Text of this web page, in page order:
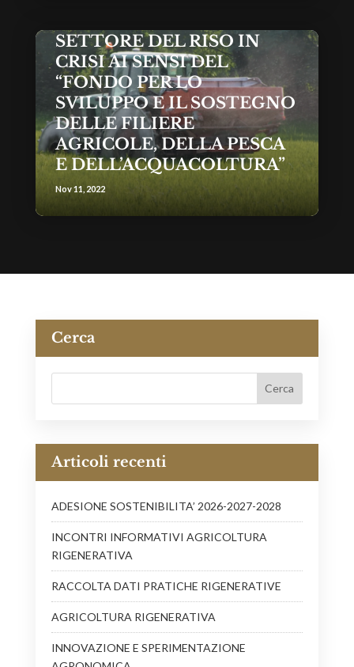
SETTORE DEL RISO IN
CRISI AI SENSI DEL
“FONDO PER LO
SVILUPPO E IL SOSTEGNO
DELLE FILIERE
AGRICOLE, DELLA PESCA
E DELL’ACQUACOLTURA”
Nov 11, 2022
Cerca
Articoli recenti
ADESIONE SOSTENIBILITA’ 2026-2027-2028
INCONTRI INFORMATIVI AGRICOLTURA
RIGENERATIVA
RACCOLTA DATI PRATICHE RIGENERATIVE
AGRICOLTURA RIGENERATIVA
INNOVAZIONE E SPERIMENTAZIONE